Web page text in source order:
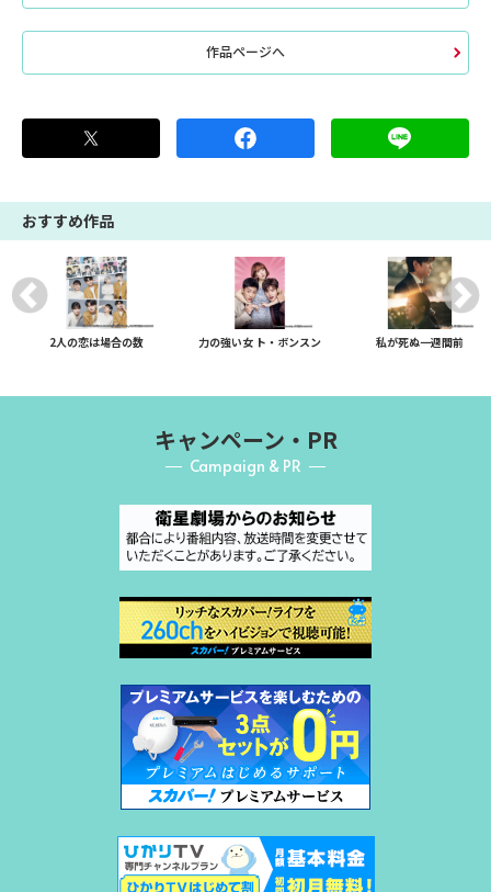
作品ページへ
おすすめ作品
2人の恋は場合の数 力の強い女 ト・ボンスン 私が死ぬ一週間前
キャンペーン・PR
Campaign & PR